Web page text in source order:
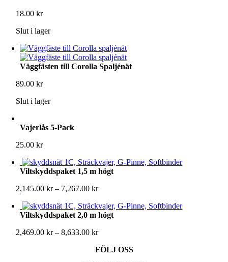
18.00kr
Slut i lager
Väggfästen till Corolla Spaljénät
89.00kr
Slut i lager
Vajerlås 5-Pack
25.00kr
Viltskyddspaket 1,5 m högt
2,145.00kr – 7,267.00krPrisintervall:
till
7,267.00 kr
Viltskyddspaket 2,0 m högt
2,469.00kr – 8,633.00krPrisintervall:
till
FÖLJ OSS